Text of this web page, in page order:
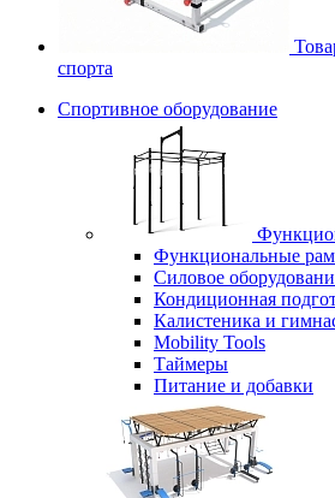
спорта
Спортивное оборудование
Функциональные
Силовое
Кондиционная
Калистеника и
Mobility Tools
Таймеры
Питание и добавки